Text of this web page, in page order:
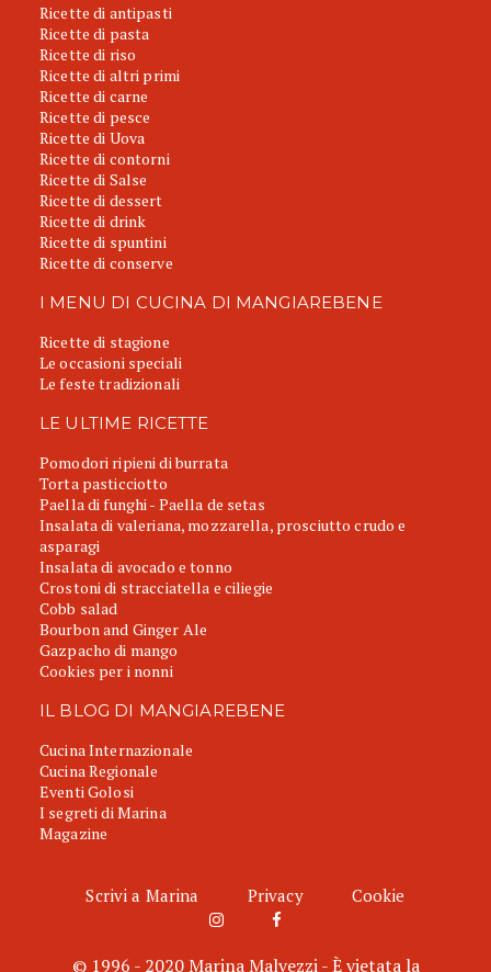
Ricette di antipasti
Ricette di pasta
Ricette di riso
Ricette di altri primi
Ricette di carne
Ricette di pesce
Ricette di Uova
Ricette di contorni
Ricette di Salse
Ricette di dessert
Ricette di drink
Ricette di spuntini
Ricette di conserve
I MENU DI CUCINA DI MANGIAREBENE
Ricette di stagione
Le occasioni speciali
Le feste tradizionali
LE ULTIME RICETTE
Pomodori ripieni di burrata
Torta pasticciotto
Paella di funghi - Paella de setas
Insalata di valeriana, mozzarella, prosciutto crudo e
asparagi
Insalata di avocado e tonno
Crostoni di stracciatella e ciliegie
Cobb salad
Bourbon and Ginger Ale
Gazpacho di mango
Cookies per i nonni
IL BLOG DI MANGIAREBENE
Cucina Internazionale
Cucina Regionale
Eventi Golosi
I segreti di Marina
Magazine
Scrivi a Marina Privacy Cookie
© 1996 - 2020 Marina Malvezzi - È vietata la